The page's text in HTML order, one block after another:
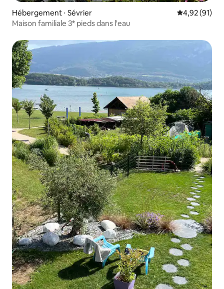
Hébergement ⋅ Sévrier Évaluation
4,92 (91)
Maison familiale 3* pieds dans l'eau